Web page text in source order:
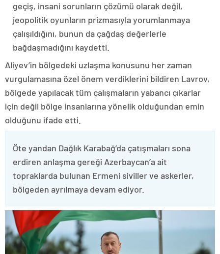
geçiş, insani sorunların çözümü olarak değil,
jeopolitik oyunların prizmasıyla yorumlanmaya
çalışıldığını, bunun da çağdaş değerlerle
bağdaşmadığını kaydetti.
Aliyev’in bölgedeki uzlaşma konusunu her zaman
vurgulamasına özel önem verdiklerini bildiren Lavrov,
bölgede yapılacak tüm çalışmaların yabancı çıkarlar
için değil bölge insanlarına yönelik olduğundan emin
olduğunu ifade etti.
Öte yandan Dağlık Karabağ’da çatışmaları sona
erdiren anlaşma gereği Azerbaycan’a ait
topraklarda bulunan Ermeni siviller ve askerler,
bölgeden ayrılmaya devam ediyor.